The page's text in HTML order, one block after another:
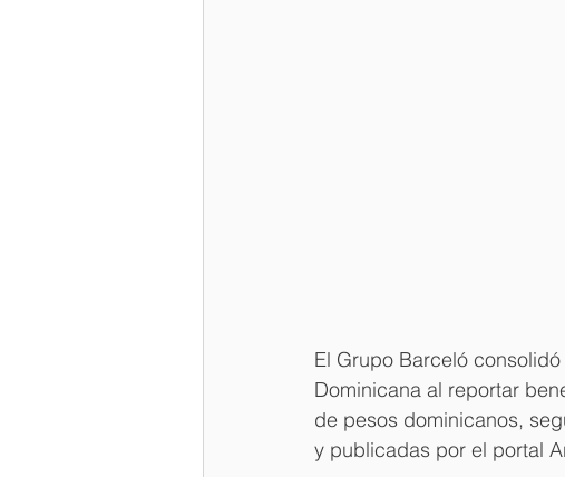
El Grupo Barceló
Dominicana al reportar
de pesos dominicanos,
y publicadas por el portal